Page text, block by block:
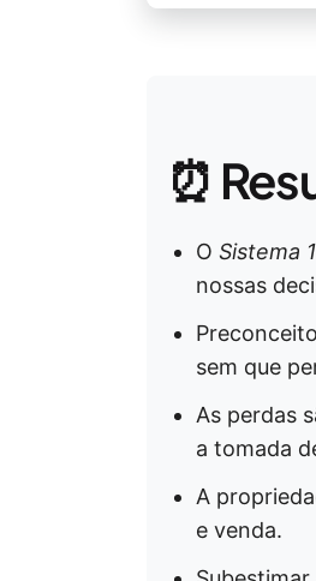
⏰
O Sistema 1
nossas
sem que
As perdas
a tomada
A
e venda.